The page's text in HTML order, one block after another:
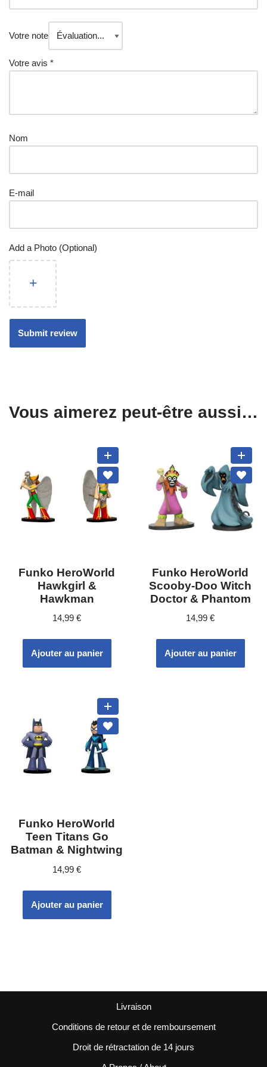
Votre note
Votre avis *
Nom
E-mail
Add a Photo (Optional)
Vous aimerez peut-être aussi…
Funko HeroWorld
Hawkgirl &
Hawkman
14,99 €
Ajouter au panier
Funko HeroWorld
Scooby-Doo Witch
Doctor & Phantom
14,99 €
Ajouter au panier
Funko HeroWorld
Teen Titans Go
Batman & Nightwing
14,99 €
Ajouter au panier
Livraison
Conditions de retour et de remboursement
Droit de rétractation de 14 jours